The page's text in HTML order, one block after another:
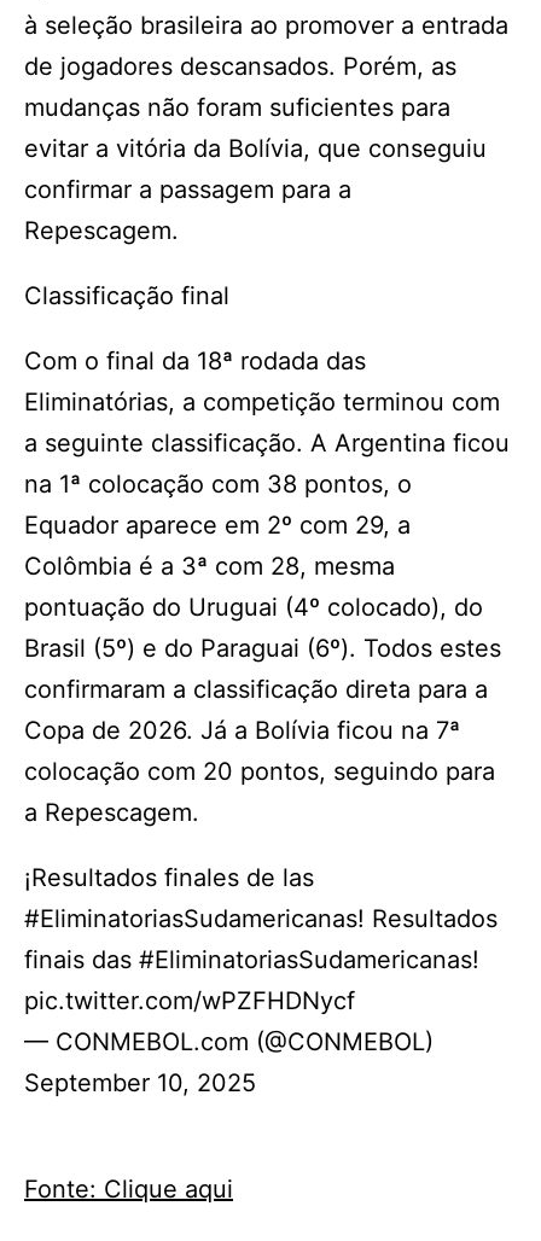
à seleção brasileira ao promover a entrada
de jogadores descansados. Porém, as
mudanças não foram suficientes para
evitar a vitória da Bolívia, que conseguiu
confirmar a passagem para a
Repescagem.
Classificação final
Com o final da 18ª rodada das
Eliminatórias, a competição terminou com
a seguinte classificação. A Argentina ficou
na 1ª colocação com 38 pontos, o
Equador aparece em 2º com 29, a
Colômbia é a 3ª com 28, mesma
pontuação do Uruguai (4º colocado), do
Brasil (5º) e do Paraguai (6º). Todos estes
confirmaram a classificação direta para a
Copa de 2026. Já a Bolívia ficou na 7ª
colocação com 20 pontos, seguindo para
a Repescagem.
¡Resultados finales de las
#EliminatoriasSudamericanas! Resultados
finais das #EliminatoriasSudamericanas!
pic.twitter.com/wPZFHDNycf
— CONMEBOL.com (@CONMEBOL)
September 10, 2025
Fonte: Clique aqui